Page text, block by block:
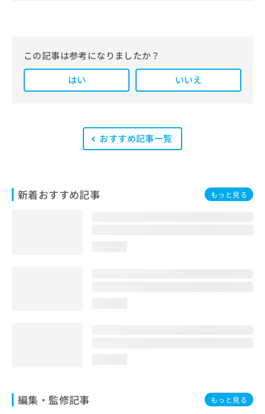
また、医療広告ガイドラインに準拠し
た編集体制を整えており、編集部内に
は、一般社団法人薬機法医療法規格協
います。
この記事は参考になりましたか？
はい
いいえ
おすすめ記事一覧
新着おすすめ記事 もっと見る
編集・監修記事 もっと見る